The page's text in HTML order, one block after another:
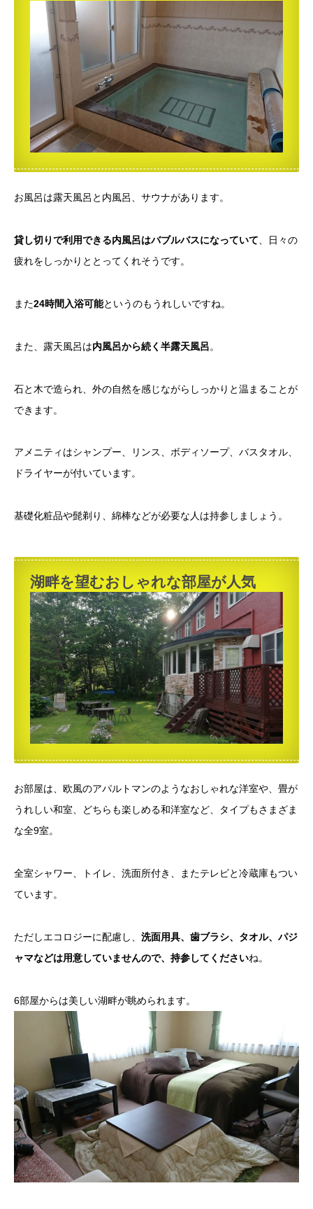
お風呂は露天風呂と内風呂、サウナがあります。
貸し切りで利用できる内風呂はバブルバスになっていて、日々の
疲れをしっかりととってくれそうです。
また24時間入浴可能というのもうれしいですね。
また、露天風呂は内風呂から続く半露天風呂。
石と木で造られ、外の自然を感じながらしっかりと温まることが
できます。
アメニティはシャンプー、リンス、ボディソープ、バスタオル、
ドライヤーが付いています。
基礎化粧品や髭剃り、綿棒などが必要な人は持参しましょう。
湖畔を望むおしゃれな部屋が人気
お部屋は、欧風のアパルトマンのようなおしゃれな洋室や、畳が
うれしい和室、どちらも楽しめる和洋室など、タイプもさまざま
な全9室。
全室シャワー、トイレ、洗面所付き、またテレビと冷蔵庫もつい
ています。
ただしエコロジーに配慮し、 洗面用具、歯ブラシ、タオル、パジ
ャマなどは用意していませんので、持参してくださいね。
6部屋からは美しい湖畔が眺められます。